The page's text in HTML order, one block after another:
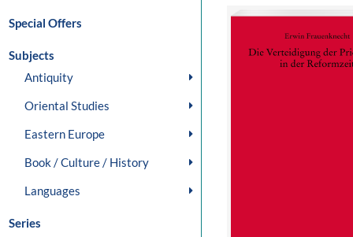
Special Offers
Subjects
Antiquity
Oriental Studies
Eastern Europe
Book / Culture / History
Languages
Series